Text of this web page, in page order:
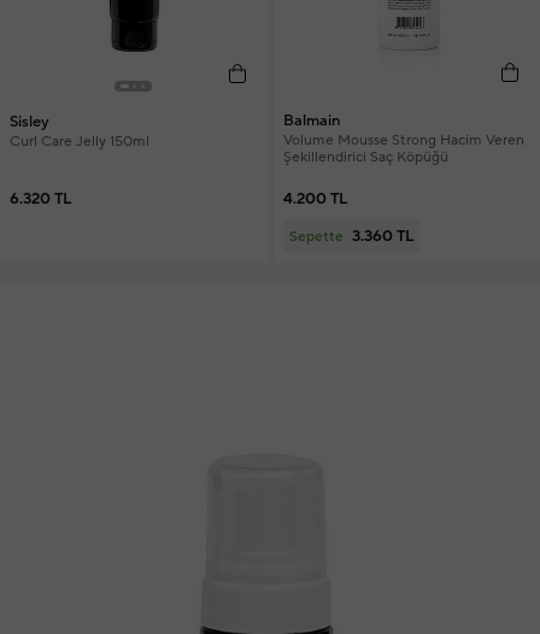
Sisley
Curl Care Jelly 150ml
6.320 TL
Balmain
Volume Mousse Strong Hacim Veren
Şekillendirici Saç Köpüğü
4.200 TL
Sepette 3.360 TL